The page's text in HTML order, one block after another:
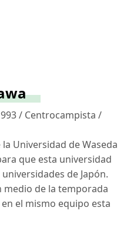
/ Centrocampista /
Universidad de Waseda
que esta universidad
de Japón.
medio de la temporada
el mismo equipo esta